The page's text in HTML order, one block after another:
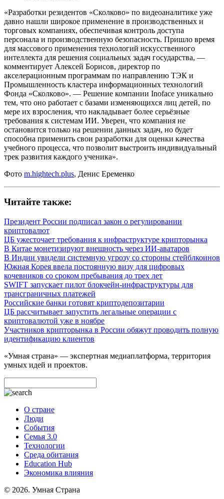
«Разработки резидентов «Сколково» по видеоаналитике уже
давно нашли широкое применение в производственных и
торговых компаниях, обеспечивая контроль доступа
персонала и производственную безопасность. Пришло время
для массового применения технологий искусственного
интеллекта для решения социальных задач государства, —
комментирует Алексей Борисов, директор по
акселерационным программам по направлению ТЭК и
Промышленность кластера информационных технологий
Фонда «Сколково». — Решение компании Inoface уникально
тем, что оно работает с базами изменяющихся лиц детей, по
мере их взросления, что накладывает более серьёзные
требования к системам ИИ. Уверен, что компания не
остановится только на решении данных задач, но будет
способна применить свои разработки для оценки качества
учебного процесса, что позволит выстроить индивидуальный
трек развития каждого ученика».
Фото m.hightech.plus, Денис Еременко
Читайте также:
Президент России подписал закон о регулировании
криптовалют
ЦБ ужесточает требования к инфраструктуре крипторынка
В Китае монетизируют внешность через ИИ-аватаров
В Индии увидели системную угрозу со стороны стейблкоинов
Южная Корея ввела постоянную визу для цифровых
кочевников со сроком пребывания до трех лет
SWIFT запускает пилот блокчейн-инфраструктуры для
трансграничных платежей
Российские банки готовят криптодепозитарии
ЦБ рассчитывает запустить легальные операции с
криптовалютой уже в ноябре
Участников крипторынка в России обяжут проводить полную
идентификацию клиентов
«Умная страна» — экспертная медиаплатформа, территория
умных идей и проектов.
О стране
Люди
События
Семья 3.0
Технологии
Среда обитания
Education Hub
Экономика влияния
© 2026. Умная Страна